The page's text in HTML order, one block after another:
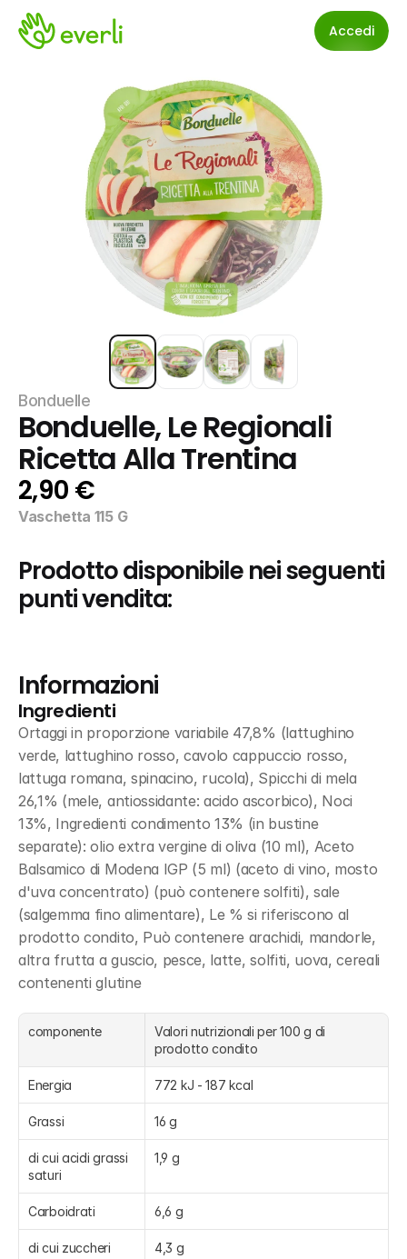
Accedi
Bonduelle
Bonduelle, Le Regionali
Ricetta Alla Trentina
2,90 €
Vaschetta 115 G
Prodotto disponibile nei seguenti
punti vendita:
Informazioni
Ingredienti
Ortaggi in proporzione variabile 47,8% (lattughino
verde, lattughino rosso, cavolo cappuccio rosso,
lattuga romana, spinacino, rucola), Spicchi di mela
26,1% (mele, antiossidante: acido ascorbico), Noci
13%, Ingredienti condimento 13% (in bustine
separate): olio extra vergine di oliva (10 ml), Aceto
Balsamico di Modena IGP (5 ml) (aceto di vino, mosto
d'uva concentrato) (può contenere solfiti), sale
(salgemma fino alimentare), Le % si riferiscono al
prodotto condito, Può contenere arachidi, mandorle,
altra frutta a guscio, pesce, latte, solfiti, uova, cereali
contenenti glutine
componente
Valori nutrizionali per 100 g di
prodotto condito
Energia 772 kJ - 187 kcal
Grassi 16 g
di cui acidi grassi
saturi
1,9 g
Carboidrati 6,6 g
di cui zuccheri 4,3 g